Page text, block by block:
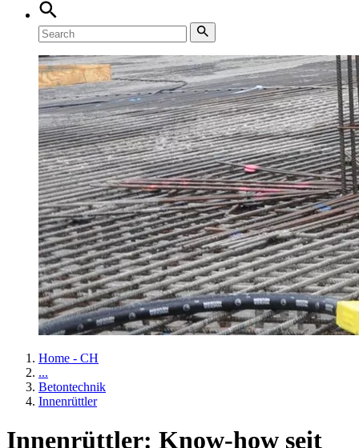
Home - CH
...
Betontechnik
Innenrüttler
Innenrüttler: Know-how seit